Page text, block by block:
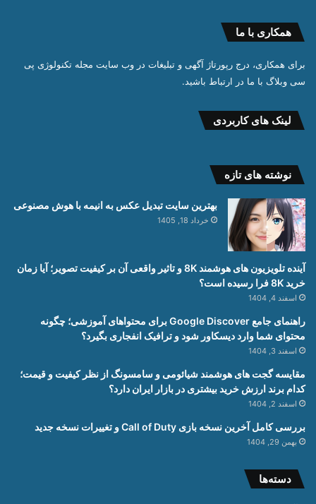
همکاری با ما
برای همکاری، درج رپورتاژ آگهی و تبلیغات در وب سایت مجله تکنولوژی پی
سی وبلاگ با ما در ارتباط باشید.
لینک های کاربردی
نوشته های تازه
بهترین سایت تبدیل عکس به انیمه با هوش مصنوعی
خرداد 18, 1405
آینده تلویزیون های هوشمند 8K و تاثیر واقعی آن بر کیفیت تصویر؛ آیا زمان
خرید 8K فرا رسیده است؟
اسفند 4, 1404
راهنمای جامع Google Discover برای محتواهای آموزشی؛ چگونه
محتوای شما وارد دیسکاور شود و ترافیک انفجاری بگیرد؟
اسفند 3, 1404
مقایسه گجت های هوشمند شیائومی و سامسونگ از نظر کیفیت و قیمت؛
کدام برند ارزش خرید بیشتری در بازار ایران دارد؟
اسفند 2, 1404
بررسی کامل آخرین نسخه بازی Call of Duty و تغییرات نسخه جدید
بهمن 29, 1404
دسته‌ها